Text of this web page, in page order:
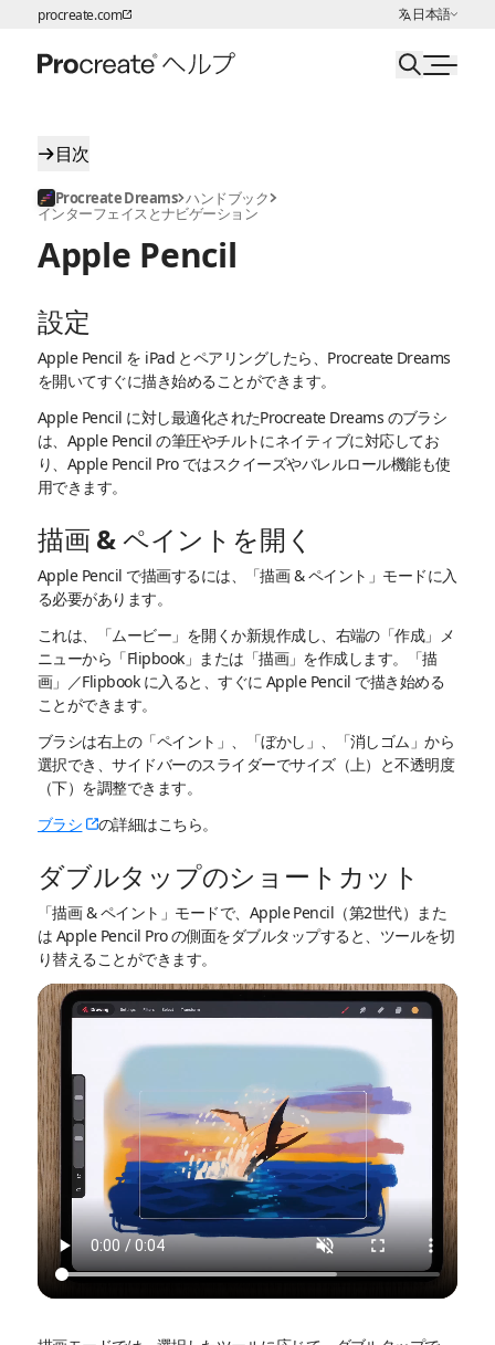
ページコンテンツへスキップ
procreate.com 日本語
言語の選択:
目次
Procreate Dreams ハンドブック
インターフェイスとナビゲーション
Apple Pencil
設定
Apple Pencil を iPad とペアリングしたら、Procreate Dreams
を開いてすぐに描き始めることができます。
Apple Pencil に対し最適化されたProcreate Dreams のブラシ
は、Apple Pencil の筆圧やチルトにネイティブに対応してお
り、Apple Pencil Pro ではスクイーズやバレルロール機能も使
用できます。
描画 & ペイントを開く
Apple Pencil で描画するには、「描画 & ペイント」モードに入
る必要があります。
これは、「ムービー」を開くか新規作成し、右端の「作成」メ
ニューから「Flipbook」または「描画」を作成します。「描
画」／Flipbook に入ると、すぐに Apple Pencil で描き始める
ことができます。
ブラシは右上の「ペイント」、「ぼかし」、「消しゴム」から
選択でき、サイドバーのスライダーでサイズ（上）と不透明度
（下）を調整できます。
ブラシ
の詳細はこちら。
ダブルタップのショートカット
「描画 & ペイント」モードで、Apple Pencil（第2世代）また
は Apple Pencil Pro の側面をダブルタップすると、ツールを切
り替えることができます。